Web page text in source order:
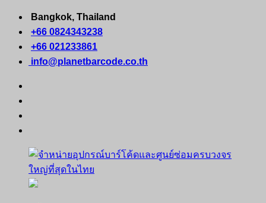
Skip
content
Bangkok, Thailand
+66 0824343238
+66 021233861
info@planetbarcode.co.th